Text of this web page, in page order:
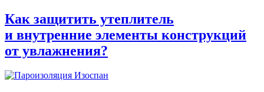
Как защитить утеплитель
и внутренние элементы конструкций
от увлажнения?